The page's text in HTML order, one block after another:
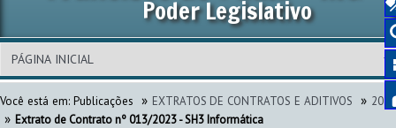
Poder Legislativo
Você está em: Publicações » EXTRATOS DE CONTRATOS E ADITIVOS » 2023
» Extrato de Contrato nº 013/2023 - SH3 Informática